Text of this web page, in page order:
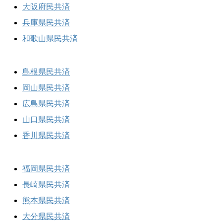
大阪府民共済
兵庫県民共済
和歌山県民共済
島根県民共済
岡山県民共済
広島県民共済
山口県民共済
香川県民共済
福岡県民共済
長崎県民共済
熊本県民共済
大分県民共済